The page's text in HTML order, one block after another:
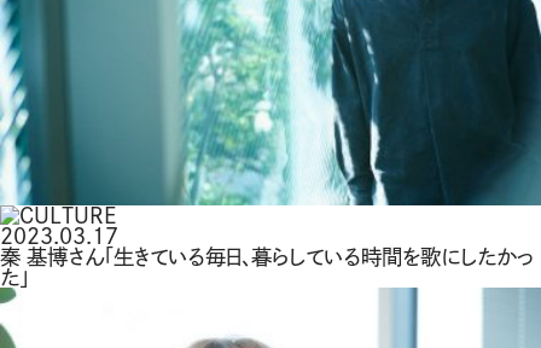
2023.03.17
秦 基博さん「生きている毎日、暮らしている時間を歌にしたかっ
た」